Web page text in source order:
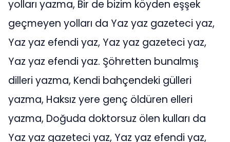
yolları yazma, Bir de bizim köyden eşşek
geçmeyen yolları da Yaz yaz gazeteci yaz,
Yaz yaz efendi yaz, Yaz yaz gazeteci yaz,
Yaz yaz efendi yaz. Şöhretten bunalmış
dilleri yazma, Kendi bahçendeki gülleri
yazma, Haksız yere genç öldüren elleri
yazma, Doğuda doktorsuz ölen kulları da
Yaz yaz gazeteci yaz, Yaz yaz efendi yaz,